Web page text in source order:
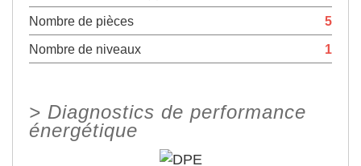
Nombre de pièces
5
Nombre de niveaux
1
> Diagnostics de performance
énergétique